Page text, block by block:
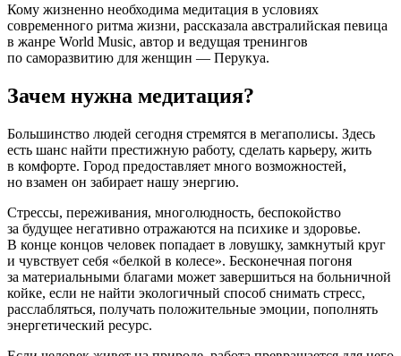
Кому жизненно необходима медитация в условиях
современного ритма жизни, рассказала австралийская певица
в жанре World Music, автор и ведущая тренингов
по саморазвитию для женщин — Перукуа.
Зачем нужна медитация?
Большинство людей сегодня стремятся в мегаполисы. Здесь
есть шанс найти престижную работу, сделать карьеру, жить
в комфорте. Город предоставляет много возможностей,
но взамен он забирает нашу энергию.
Стрессы, переживания, многолюдность, беспокойство
за будущее негативно отражаются на психике и здоровье.
В конце концов человек попадает в ловушку, замкнутый круг
и чувствует себя «белкой в колесе». Бесконечная погоня
за материальными благами может завершиться на больничной
койке, если не найти экологичный способ снимать стресс,
расслабляться, получать положительные эмоции, пополнять
энергетический ресурс.